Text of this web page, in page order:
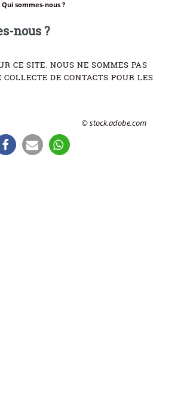
Qui sommes-nous ?
nous ?
CE SITE. NOUS NE SOMMES PAS
DE CONTACTS POUR LES
© stock.adobe.com